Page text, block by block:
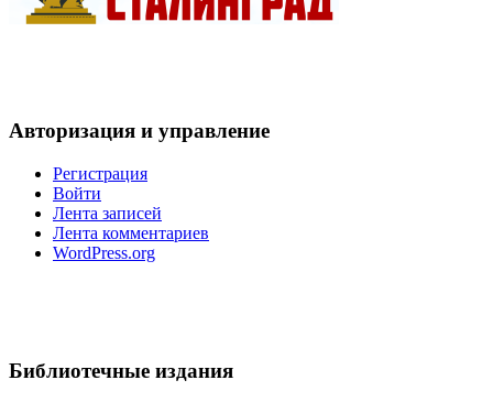
Авторизация и управление
Регистрация
Войти
Лента записей
Лента комментариев
WordPress.org
Библиотечные издания